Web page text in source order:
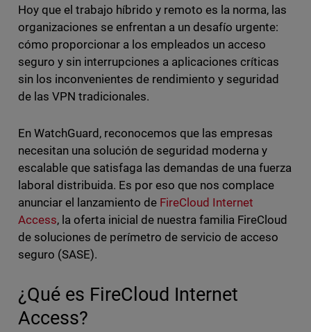
Hoy que el trabajo híbrido y remoto es la norma, las
organizaciones se enfrentan a un desafío urgente:
cómo proporcionar a los empleados un acceso
seguro y sin interrupciones a aplicaciones críticas
sin los inconvenientes de rendimiento y seguridad
de las VPN tradicionales.
En WatchGuard, reconocemos que las empresas
necesitan una solución de seguridad moderna y
escalable que satisfaga las demandas de una fuerza
laboral distribuida. Es por eso que nos complace
anunciar el lanzamiento de FireCloud Internet
Access, la oferta inicial de nuestra familia FireCloud
de soluciones de perímetro de servicio de acceso
seguro (SASE).
¿Qué es FireCloud Internet
Access?